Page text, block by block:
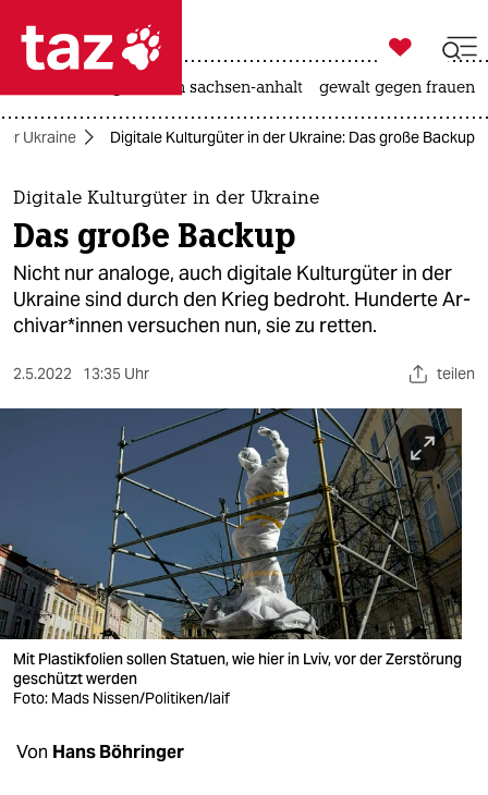
 taz zahl ich
taz zahl ich
themen
politik
öko
nord
wahrheit
verlag
verlag
shop

taz zahl ich
landtagswahl in sachsen-anhalt gewalt gegen frauen
Ukraine Digitale Kulturgüter in der Ukraine: Das große Backup
Digitale Kulturgüter in der Ukraine
Das große Backup
Nicht nur analoge, auch digitale Kulturgüter in der
Ukraine sind durch den Krieg bedroht. Hunderte Ar­
chi­va­r*in­nen versuchen nun, sie zu retten.
2.5.2022 13:35 Uhr teilen
Mit Plastik­folien sollen Statuen, wie hier in Lviv, vor der Zerstörung
geschützt werden
Foto: Mads Nissen/Politiken/laif
Von Hans Böhringer